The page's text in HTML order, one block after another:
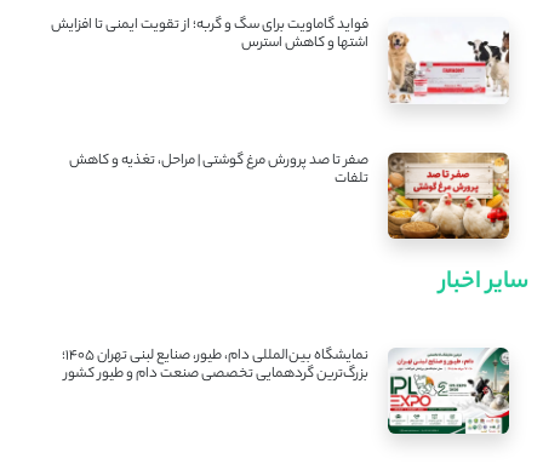
فواید گاماویت برای سگ و گربه؛ از تقویت ایمنی تا افزایش
اشتها و کاهش استرس
صفر تا صد پرورش مرغ گوشتی | مراحل، تغذیه و کاهش
تلفات
سایر اخبار
نمایشگاه بین‌المللی دام، طیور، صنایع لبنی تهران ۱۴۰۵؛
بزرگ‌ترین گردهمایی تخصصی صنعت دام و طیور کشور